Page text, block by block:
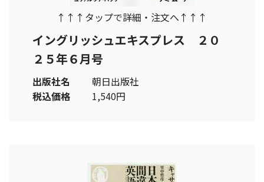
↑↑↑タップで詳細・注文へ↑↑↑
イングリッシュエキスプレス ２０
２５年６月号
出版社名
朝日出版社
税込価格
1,540円